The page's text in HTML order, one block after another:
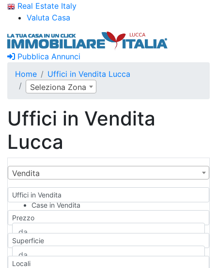
Real Estate Italy
Valuta Casa
Pubblica Annunci
Home
Uffici in Vendita Lucca
Seleziona Zona
Uffici in Vendita
Lucca
Vendita
Uffici in Vendita
Case in Vendita
Qualsiasi
Appartamento
Casa indipendente
Casa Semi-indipendente
Attico/Mansarda
Prezzo
Superficie
Locali